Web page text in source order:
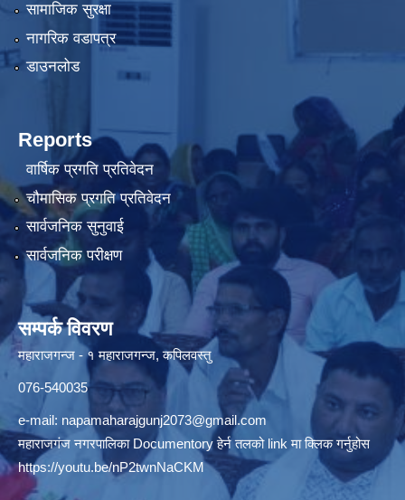
सामाजिक सुरक्षा
नागरिक वडापत्र
डाउनलोड
Reports
वार्षिक प्रगति प्रतिवेदन
चौमासिक प्रगति प्रतिवेदन
सार्वजनिक सुनुवाई
सार्वजनिक परीक्षण
सम्पर्क विवरण
महाराजगन्ज - १ महाराजगन्ज, कपिलवस्तु
076-540035
e-mail: napamaharajgunj2073@gmail.com
महाराजगंज नगरपालिका Documentory हेर्न तलको link मा क्लिक गर्नुहोस
https://youtu.be/nP2twnNaCKM